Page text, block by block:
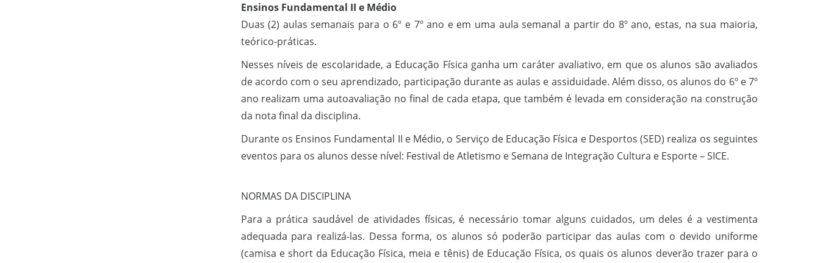
Ensinos Fundamental II e Médio
Duas (2) aulas semanais para o 6º e 7º ano e em uma aula semanal a partir do 8º ano, estas, na sua maioria,
teórico-práticas.
Nesses níveis de escolaridade, a Educação Física ganha um caráter avaliativo, em que os alunos são avaliados
de acordo com o seu aprendizado, participação durante as aulas e assiduidade. Além disso, os alunos do 6º e 7º
ano realizam uma autoavaliação no final de cada etapa, que também é levada em consideração na construção
da nota final da disciplina.
Durante os Ensinos Fundamental II e Médio, o Serviço de Educação Física e Desportos (SED) realiza os seguintes
eventos para os alunos desse nível: Festival de Atletismo e Semana de Integração Cultura e Esporte – SICE.
NORMAS DA DISCIPLINA
Para a prática saudável de atividades físicas, é necessário tomar alguns cuidados, um deles é a vestimenta
adequada para realizá-las. Dessa forma, os alunos só poderão participar das aulas com o devido uniforme
(camisa e short da Educação Física, meia e tênis) de Educação Física, os quais os alunos deverão trazer para o